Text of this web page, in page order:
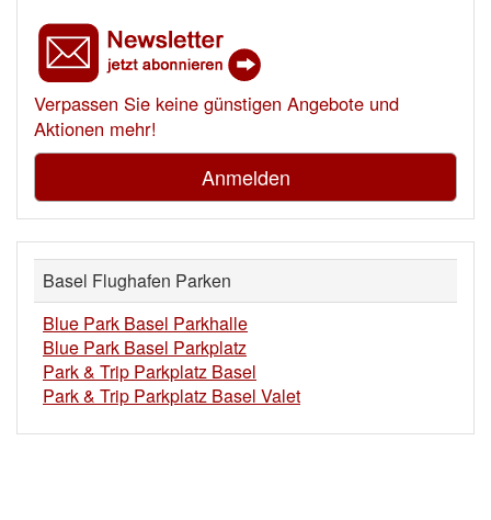
Verpassen Sie keine günstigen Angebote und
Aktionen mehr!
Anmelden
Basel Flughafen Parken
Blue Park Basel Parkhalle
Blue Park Basel Parkplatz
Park & Trip Parkplatz Basel
Park & Trip Parkplatz Basel Valet